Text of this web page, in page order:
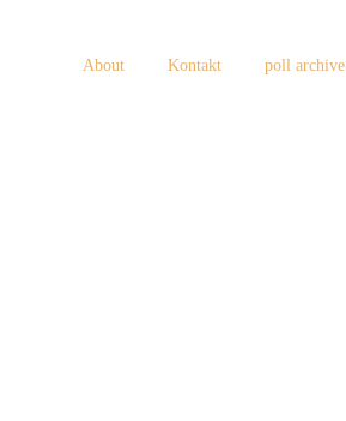
About Kontakt poll archive